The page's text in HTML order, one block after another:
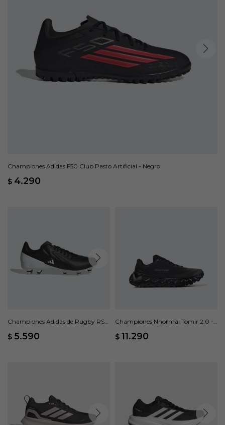
Championes Adidas F50 Club Pasto Artificial - Negro
$ 4.290
Championes Adidas de Rugby RS15
$ 5.590
Championes Nnormal Tomir 2.0 -
$ 11.290